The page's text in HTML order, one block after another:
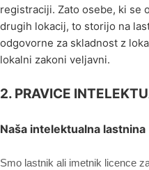
registraciji. Zato osebe, ki se
drugih lokacij, to storijo na
odgovorne za skladnost z
lokalni zakoni veljavni.
2. PRAVICE
Naša intelektualna lastnina
Smo lastnik ali imetnik licence